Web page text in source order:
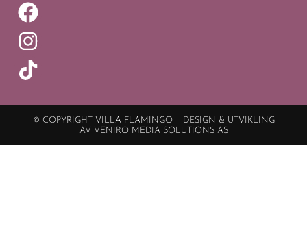
© COPYRIGHT VILLA FLAMINGO – DESIGN & UTVIKLING
AV VENIRO MEDIA SOLUTIONS AS